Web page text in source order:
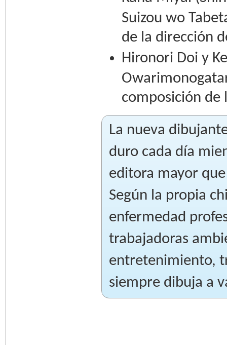
Suizou wo
de la dirección
Hironori Doi y
composición de
La nueva
duro cada día
editora mayor
Según la propia
enfermedad
trabajadoras
entretenimiento,
siempre dibuja a